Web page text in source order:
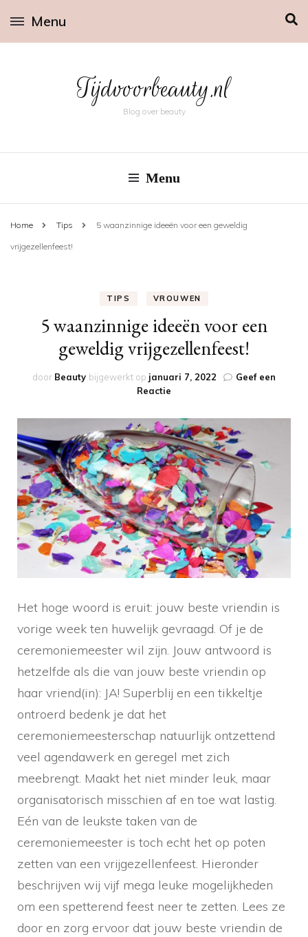
Menu
Tijdvoorbeauty.nl
Blog over beauty
Menu
Home Tips 5 waanzinnige ideeën voor een geweldig
vrijgezellenfeest!
TIPS VROUWEN
5 waanzinnige ideeën voor een
geweldig vrijgezellenfeest!
door Beauty bijgewerkt op januari 7, 2022
Geef een
Reactie
waanzinnige
ideeën
voor
een
geweldig
vrijgezellenfeest!
Het hoge woord is eruit: jouw beste vriendin is
vorige week ten huwelijk gevraagd. Of je de
ceremoniemeester wil zijn. Jouw antwoord is
hetzelfde als die van jouw beste vriendin op
haar vriend(in): JA! Superblij en een tikkeltje
ontroerd bedenk je dat het
ceremoniemeesterschap natuurlijk ontzettend
veel agendawerk en geregel met zich
meebrengt. Maakt het niet minder leuk, maar
organisatorisch misschien af en toe wat lastig.
Eén van de leukste taken van de
ceremoniemeester is toch echt het op poten
zetten van een vrijgezellenfeest. Hieronder
beschrijven wij vijf mega leuke mogelijkheden
om een spetterend feest neer te zetten. Lees ze
door en zorg ervoor dat jouw beste vriendin de